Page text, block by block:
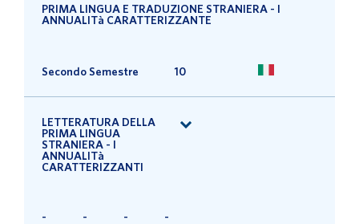
PRIMA LINGUA E TRADUZIONE STRANIERA - I
ANNUALITà CARATTERIZZANTE
Secondo Semestre 10
LETTERATURA DELLA
PRIMA LINGUA
STRANIERA - I
ANNUALITà
CARATTERIZZANTI
- - - -